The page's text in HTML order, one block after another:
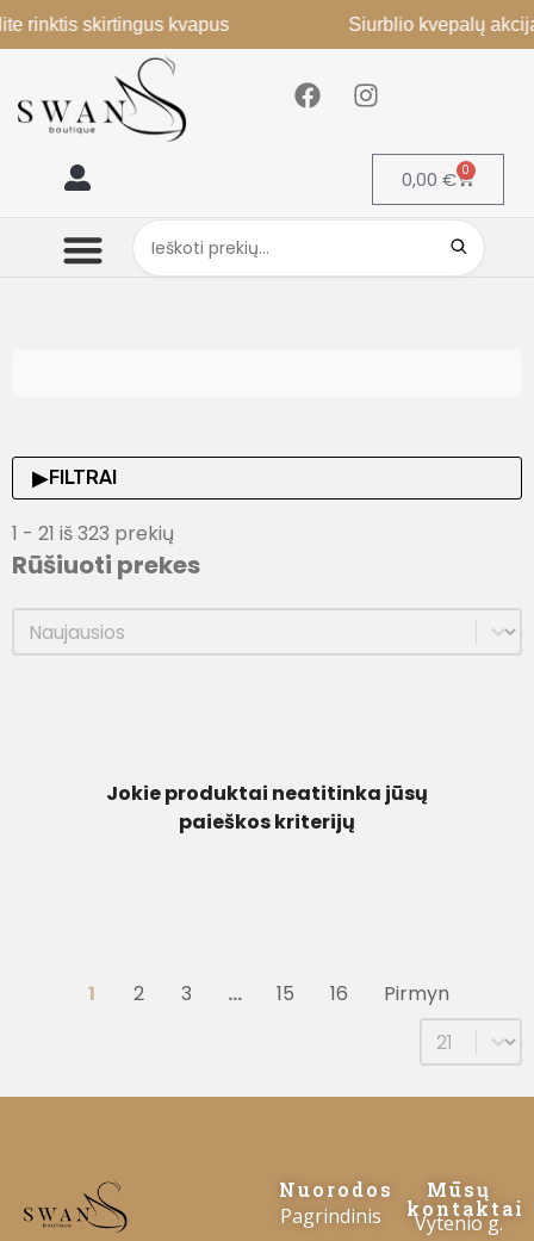
rinktis skirtingus kvapus Siurblio kvepalų
0,00 € 0
▶FILTRAI
1 - 21 iš 323 prekių
Rūšiuoti prekes
Rūšiuoti prekes
Rūšiuoti prekes
Jokie produktai neatitinka jūsų
paieškos kriterijų
1 2 3 … 15 16
Pirmyn
Select
Nuorodos
Pagrindinis
Mūsų
kontaktai
Vytenio g.